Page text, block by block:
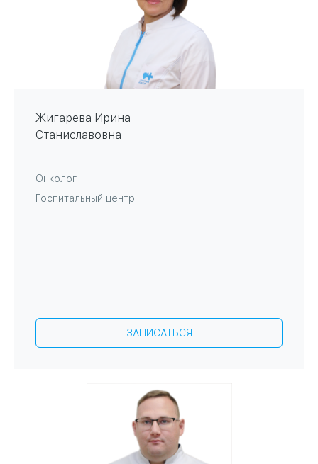
Жигарева Ирина
Станиславовна
Онколог
Госпитальный центр
ЗАПИСАТЬСЯ